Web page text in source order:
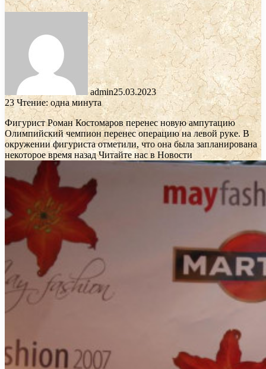
admin25.03.2023
23Чтение: одна минута
Фигурист Роман Костомаров перенес новую ампутацию
Олимпийский чемпион перенес операцию на левой руке. В
окружении фигуриста отметили, что она была запланирована
некоторое время назадЧитайте нас в Новости